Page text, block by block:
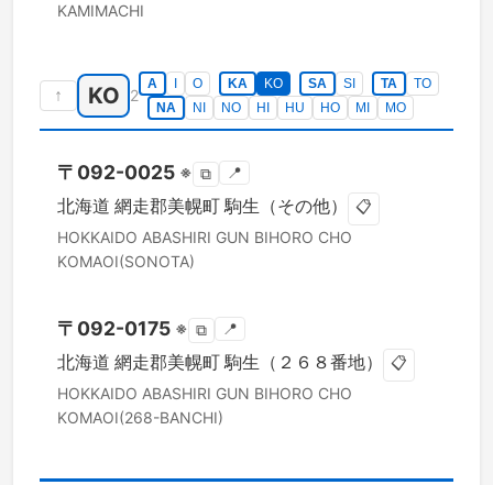
KAMIMACHI
↑ KO 2
A O KA KO SA SI TA
TO
NA
NI NO HI HU HO MI MO
〒 092-0025 ※ ⧉ 📍
北海道 網走郡美幌町 駒生（その他） 📋
HOKKAIDO ABASHIRI GUN BIHORO CHO
KOMAOI(SONOTA)
〒 092-0175 ※ ⧉ 📍
北海道 網走郡美幌町 駒生（２６８番地） 📋
HOKKAIDO ABASHIRI GUN BIHORO CHO
KOMAOI(268-BANCHI)